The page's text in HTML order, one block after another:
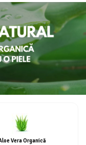
Vera Organică